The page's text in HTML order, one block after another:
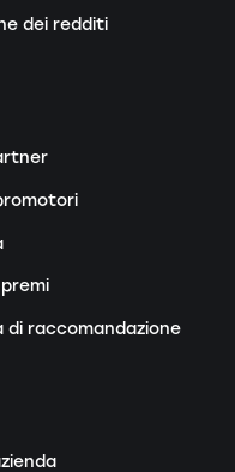
dei redditi
di raccomandazione